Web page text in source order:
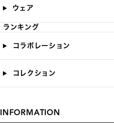
ウェア
ランキング
コラボレーション
コレクション
INFORMATION